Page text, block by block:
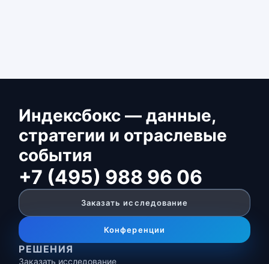
Индексбокс — данные,
стратегии и отраслевые
события
+7 (495) 988 96 06
Заказать исследование
Конференции
РЕШЕНИЯ
Заказать исследование